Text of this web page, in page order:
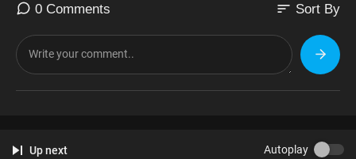
0 Comments sort Sort By
Up next Autoplay